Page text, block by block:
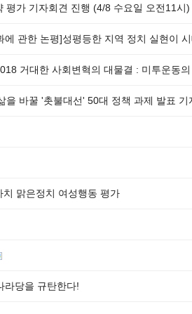
평가 기자회견 진행 (4/8 수요일 오전11시)
관한 논평]성평등한 지역 정치 실현이
거대한 사회변혁의 대물결 : 미투운동
을 바꿀 '촛불대선' 50대 정책 과제 발표 기
맑은정치 여성행동 평가
라당을 규탄한다!